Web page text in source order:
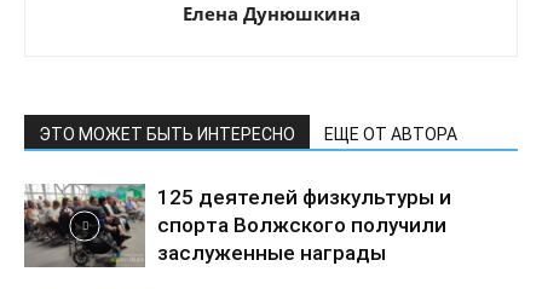
Елена Дунюшкина
ЭТО МОЖЕТ БЫТЬ ИНТЕРЕСНО ЕЩЕ ОТ АВТОРА
125 деятелей физкультуры и
спорта Волжского получили
заслуженные награды